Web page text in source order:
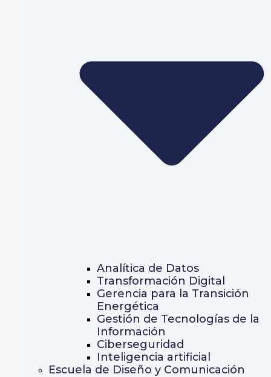
Analítica de Datos
Transformación Digital
Gerencia para la Transición
Energética
Gestión de Tecnologías de la
Información
Ciberseguridad
Inteligencia artificial
Escuela de Diseño y Comunicación